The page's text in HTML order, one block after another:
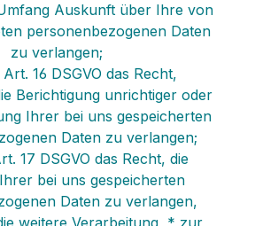
Auskunft über Ihre von
personenbezogenen Daten
zu verlangen;
16 DSGVO das Recht,
Berichtigung unrichtiger oder
Ihrer bei uns gespeicherten
Daten zu verlangen;
17 DSGVO das Recht, die
bei uns gespeicherten
Daten zu verlangen,